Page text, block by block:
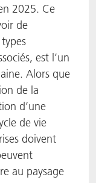
2025. Ce
de
est l’un
Alors que
de la
d’une
de vie
doivent
au paysage